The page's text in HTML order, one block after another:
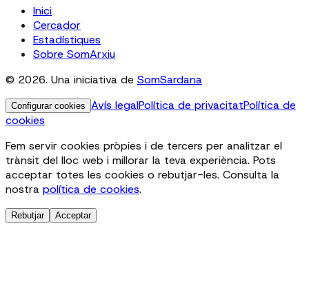
Inici
Cercador
Estadístiques
Sobre SomArxiu
© 2026. Una iniciativa de SomSardana
Configurar cookies Avís legalPolítica de privacitatPolítica de
cookies
Fem servir cookies pròpies i de tercers per analitzar el
trànsit del lloc web i millorar la teva experiència. Pots
acceptar totes les cookies o rebutjar-les. Consulta la
nostra política de cookies.
Rebutjar Acceptar